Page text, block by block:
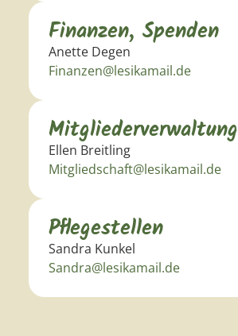
Finanzen, Spenden
Anette Degen
Finanzen@lesikamail.de
Mitgliederverwaltung
Ellen Breitling
Mitgliedschaft@lesikamail.de
Pflegestellen
Sandra Kunkel
Sandra@lesikamail.de